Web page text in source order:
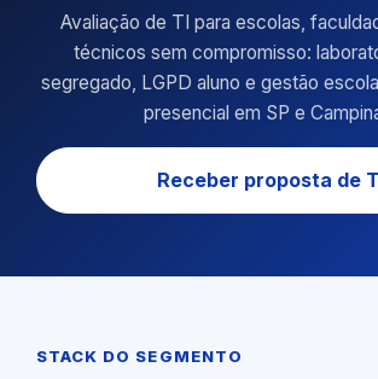
Avaliação de TI para escolas,
técnicos sem compromisso:
segregado, LGPD aluno e gestão
presencial em SP e
Receber proposta de
STACK DO SEGMENTO